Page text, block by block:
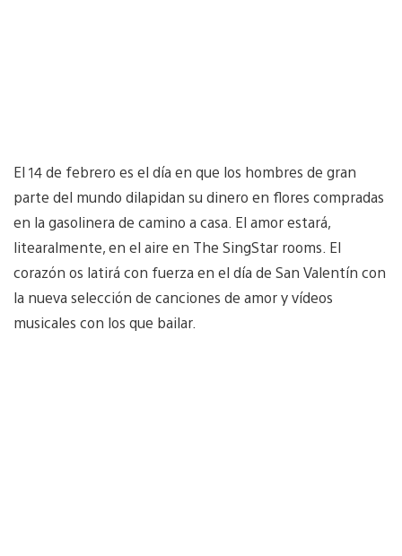
El 14 de febrero es el día en que los hombres de gran
parte del mundo dilapidan su dinero en flores compradas
en la gasolinera de camino a casa. El amor estará,
litearalmente, en el aire en The SingStar rooms. El
corazón os latirá con fuerza en el día de San Valentín con
la nueva selección de canciones de amor y vídeos
musicales con los que bailar.